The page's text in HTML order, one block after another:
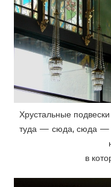
Хрустальные
туда — сюда, сюда —
в